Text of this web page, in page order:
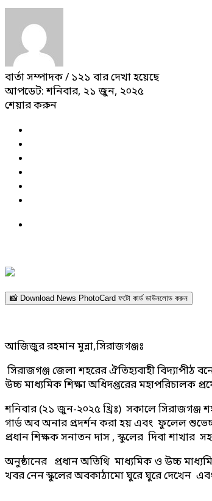
বার্তা সম্পাদক/ ১২১ বার দেখা হয়েছে
আপডেট: শনিবার, ২১ জুন, ২০২৫
শেয়ার করুন
📸 Download News PhotoCard ফটো কার্ড ডাউনলোড করুন
আজিজুর রহমান মুন্না,সিরাজগঞ্জঃ
সিরাজগঞ্জ জেলা শহরের ঐতিহ্যবাহী বিদ্যাপীঠ
উচ্চ মাধ্যমিক শিক্ষা অধিদপ্তরের মহাপরিচালক
শনিবার (২১ জুন-২০২৫ খ্রিঃ) সকালে সিরাজগঞ্জ
গার্ড অব অনার প্রদর্শন করা হয় এবং ফুলেল
প্রধান শিক্ষক সনাতন দাস , স্কুলের দিবা শাখার
অনুষ্ঠানের প্রধান অতিথি মাধ্যমিক ও উচ্চ
খবর নেন স্কুলের অবকাঠামো ঘুরে ঘুরে দেখেন এবং